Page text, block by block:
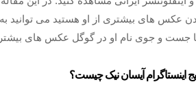
عکس های بیشتری از او هستید می توانید
با جست و جوی نام او در گوگل عکس های
اینستاگرام آیسان نیک چیست؟